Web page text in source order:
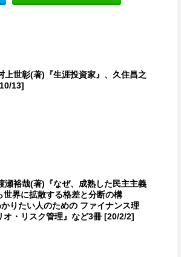
上世彰(著)『生涯投資家』、久住昌之
13]
瀬裕哉(著)『なぜ、成熟した民主主義
界に拡散する格差と分断の構
りたい人のための ファイナンス理
・リスク管理』など3冊 [20/2/2]